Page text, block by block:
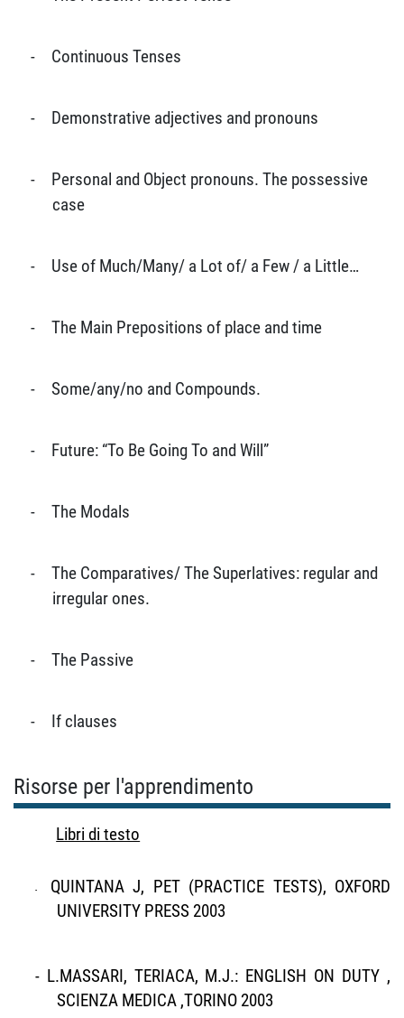
- Continuous Tenses
- Demonstrative adjectives and pronouns
-
Personal and Object pronouns. The possessive
case
- Use of Much/Many/ a Lot of/ a Few / a Little…
- The Main Prepositions of place and time
- Some/any/no and Compounds.
- Future: “To Be Going To and Will”
- The Modals
-
The Comparatives/ The Superlatives: regular and
irregular ones.
- The Passive
- If clauses
Risorse per l'apprendimento
Libri di testo
-
QUINTANA J, PET (PRACTICE TESTS), OXFORD
UNIVERSITY PRESS 2003
- L.MASSARI, TERIACA, M.J.: ENGLISH ON DUTY ,
SCIENZA MEDICA ,TORINO 2003